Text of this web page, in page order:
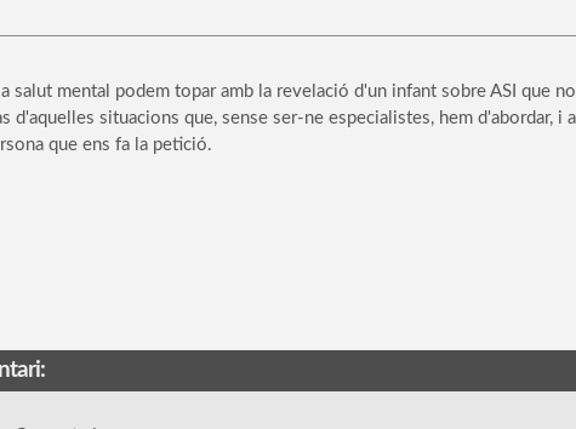
salut mental podem topar amb la revelació d'un infant sobre ASI que
d'aquelles situacions que, sense ser-ne especialistes, hem d'abordar, i
que ens fa la petició.